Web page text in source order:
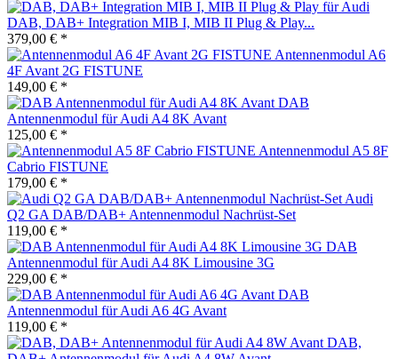
DAB, DAB+ Integration MIB I, MIB II Plug & Play...
379,00 € *
Antennenmodul A6
4F Avant 2G FISTUNE
149,00 € *
DAB
Antennenmodul für Audi A4 8K Avant
125,00 € *
Antennenmodul A5 8F
Cabrio FISTUNE
179,00 € *
Audi
Q2 GA DAB/DAB+ Antennenmodul Nachrüst-Set
119,00 € *
DAB
Antennenmodul für Audi A4 8K Limousine 3G
229,00 € *
DAB
Antennenmodul für Audi A6 4G Avant
119,00 € *
DAB,